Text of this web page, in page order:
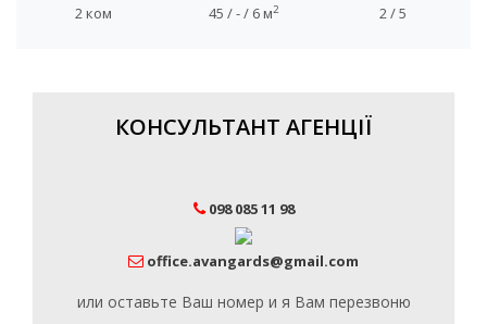
2 ком 45 / - / 6 м2 2 / 5
КОНСУЛЬТАНТ АГЕНЦІЇ
098 085 11 98
office.avangards@gmail.com
или оставьте Ваш номер и я Вам перезвоню